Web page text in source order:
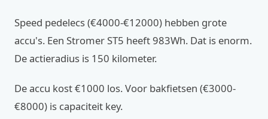
Speed pedelecs (€4000-€12000) hebben grote
accu's. Een Stromer ST5 heeft 983Wh. Dat is enorm.
De actieradius is 150 kilometer.
De accu kost €1000 los. Voor bakfietsen (€3000-
€8000) is capaciteit key.